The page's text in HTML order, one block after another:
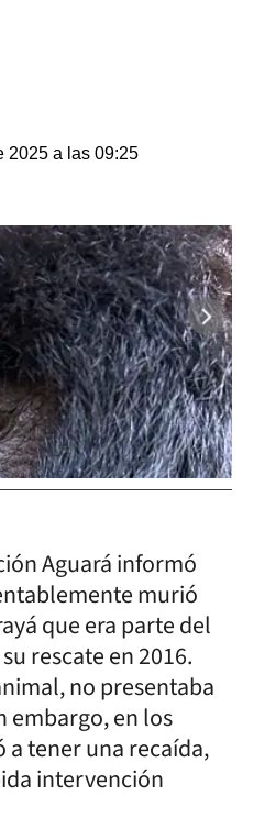
2025 a las 09:25
Aguará informó
murió
que era parte del
rescate en 2016.
no presentaba
embargo, en los
a tener una recaída,
intervención